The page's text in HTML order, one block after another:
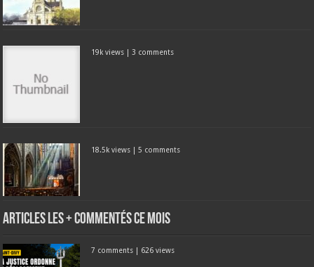
19k views | 3 comments
18.5k views |5 comments
Articles les + commentés ce mois
7 comments | 626 views